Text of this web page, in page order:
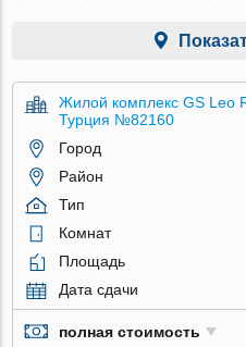
Жилой комплекс GS Leo
Турция №82160
Город
Район
Тип
Комнат
Площадь
Дата сдачи
полная стоимость